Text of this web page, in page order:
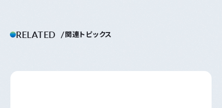
RELATED 関連トピックス